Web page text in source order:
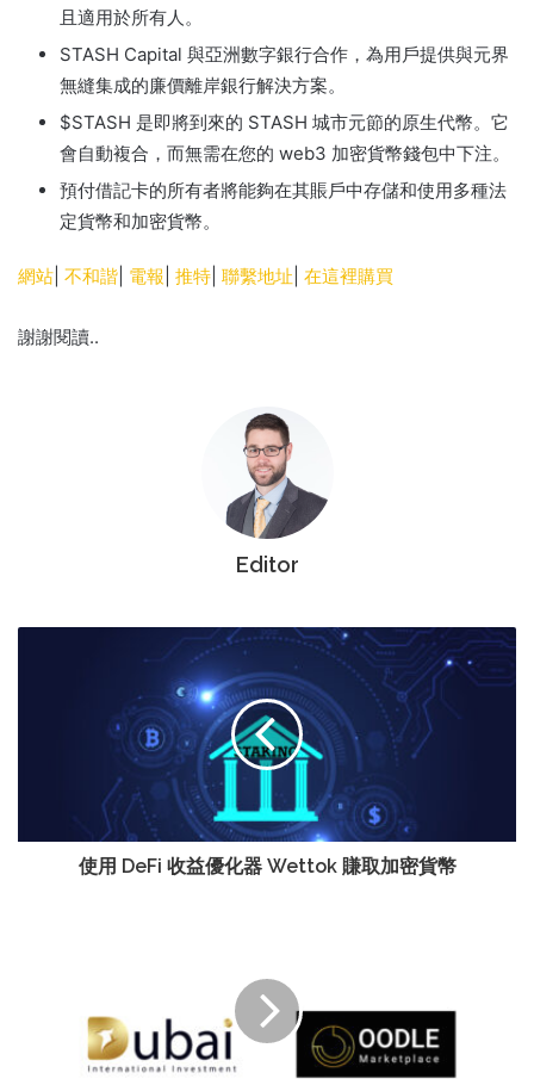
且適用於所有人。
STASH Capital 與亞洲數字銀行合作，為用戶提供與元界
無縫集成的廉價離岸銀行解決方案。
$STASH 是即將到來的 STASH 城市元節的原生代幣。 它
會自動複合，而無需在您的 web3 加密貨幣錢包中下注。
預付借記卡的所有者將能夠在其賬戶中存儲和使用多種法
定貨幣和加密貨幣。
網站 不和諧 電報 推特 聯繫地址 在這裡購買
謝謝閱讀..
Editor
使用 DeFi 收益優化器 Wettok 賺取加密貨幣